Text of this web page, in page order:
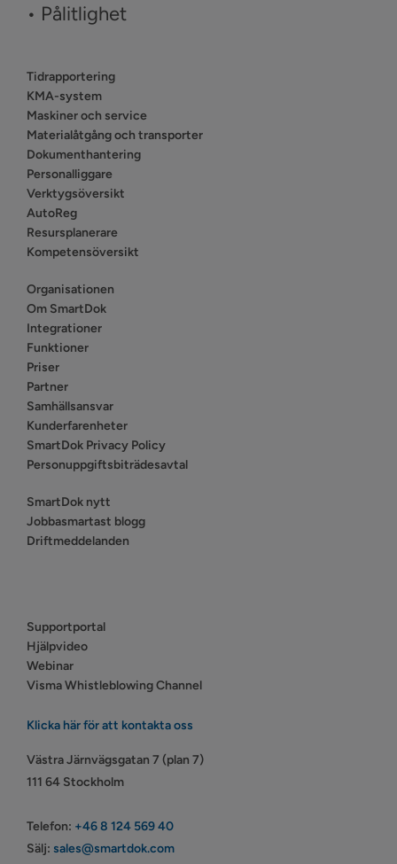
• Pålitlighet
Tidrapportering
KMA-system
Maskiner och service
Materialåtgång och transporter
Dokumenthantering
Personalliggare
Verktygsöversikt
AutoReg
Resursplanerare
Kompetensöversikt
Organisationen
Om SmartDok
Integrationer
Funktioner
Priser
Partner
Samhällsansvar
Kunderfarenheter
SmartDok Privacy Policy
Personuppgiftsbiträdesavtal
SmartDok nytt
Jobbasmartast blogg
Driftmeddelanden
Supportportal
Hjälpvideo
Webinar
Visma Whistleblowing Channel
Klicka här för att kontakta oss
Västra Järnvägsgatan 7 (plan 7)
111 64 Stockholm
Telefon: +46 8 124 569 40
Sälj: sales@smartdok.com